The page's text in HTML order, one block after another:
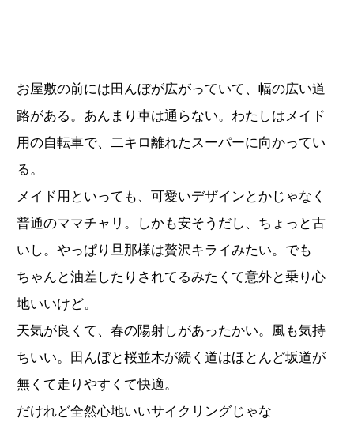
お屋敷の前には田んぼが広がっていて、幅の広い道
路がある。あんまり車は通らない。わたしはメイド
用の自転車で、二キロ離れたスーパーに向かってい
る。
メイド用といっても、可愛いデザインとかじゃなく
普通のママチャリ。しかも安そうだし、ちょっと古
いし。やっぱり旦那様は贅沢キライみたい。でも
ちゃんと油差したりされてるみたくて意外と乗り心
地いいけど。
天気が良くて、春の陽射しがあったかい。風も気持
ちいい。田んぼと桜並木が続く道はほとんど坂道が
無くて走りやすくて快適。
だけれど全然心地いいサイクリングじゃな